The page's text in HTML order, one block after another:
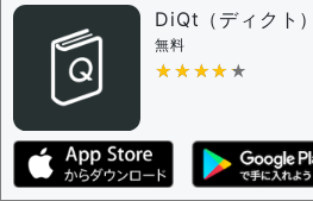
審査に対する投票権限を持
決定に必要な投票数 -
編集ガイドライン
DiQt（ディクト）
無料
★★★★★
★★★★★